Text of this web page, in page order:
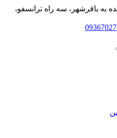
به باقرشهر، سه راه ترانسفو،